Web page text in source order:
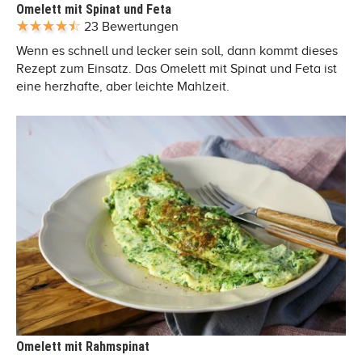
Omelett mit Spinat und Feta
23 Bewertungen
Wenn es schnell und lecker sein soll, dann kommt dieses
Rezept zum Einsatz. Das Omelett mit Spinat und Feta ist
eine herzhafte, aber leichte Mahlzeit.
Omelett mit Rahmspinat